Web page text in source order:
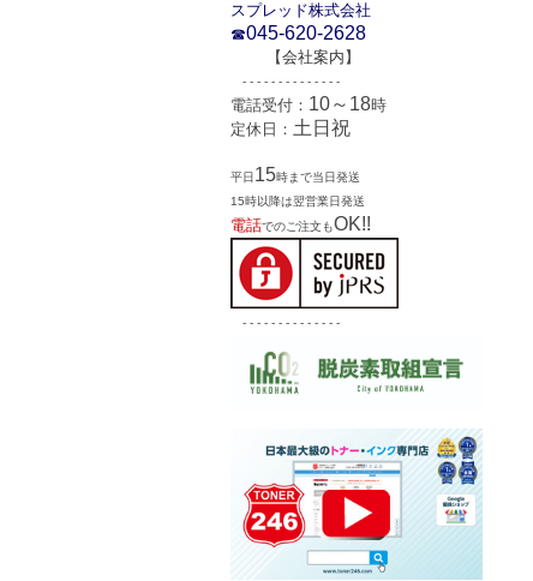
スプレッド株式会社
☎045-620-2628
【会社案内 】
- - - - - - - - - - - - - -
電話受付： 10～18時
定休日： 土日祝
平日 15時まで当日発送
15時以降は翌営業日発送
電話でのご注文もOK!!
- - - - - - - - - - - - - -